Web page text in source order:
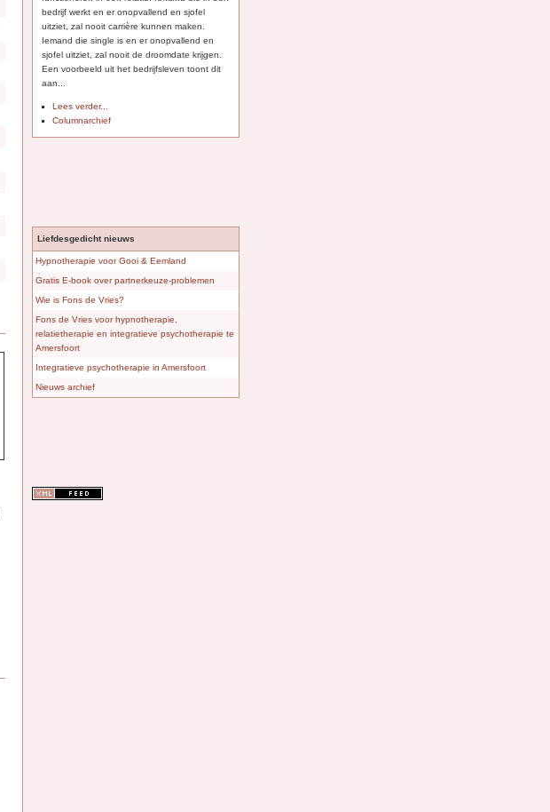
bedrijf werkt en er onopvallend en sjofel
uitziet, zal nooit carrière kunnen maken.
Iemand die single is en er onopvallend en
sjofel uitziet, zal nooit de droomdate krijgen.
Een voorbeeld uit het bedrijfsleven toont dit
aan...
Lees verder...
Columnarchief
Liefdesgedicht nieuws
Hypnotherapie voor Gooi & Eemland
Gratis E-book over partnerkeuze-problemen
Wie is Fons de Vries?
Fons de Vries voor hypnotherapie,
relatietherapie en integratieve psychotherapie te
Amersfoort
Integratieve psychotherapie in Amersfoort
Nieuws archief